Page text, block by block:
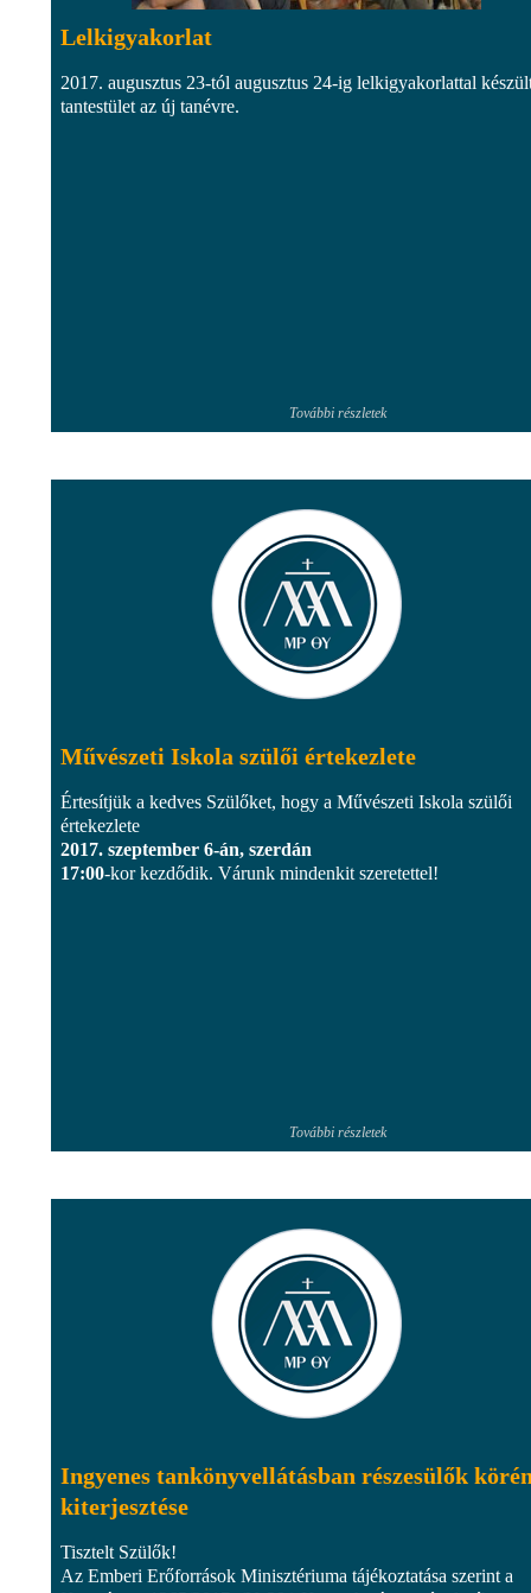
Lelkigyakorlat
2017. augusztus 23-tól augusztus 24-ig lelkigyakorlattal
tantestület az új tanévre.
További részletek
Művészeti Iskola szülői értekezlete
Értesítjük a kedves Szülőket, hogy a Művészeti Iskola szülői
értekezlete
2017. szeptember 6-án, szerdán
17:00-kor kezdődik. Várunk mindenkit szeretettel!
További részletek
Ingyenes tankönyvellátásban részesülők
kiterjesztése
Tisztelt Szülők!
Az Emberi Erőforrások Minisztériuma tájékoztatása szerint a